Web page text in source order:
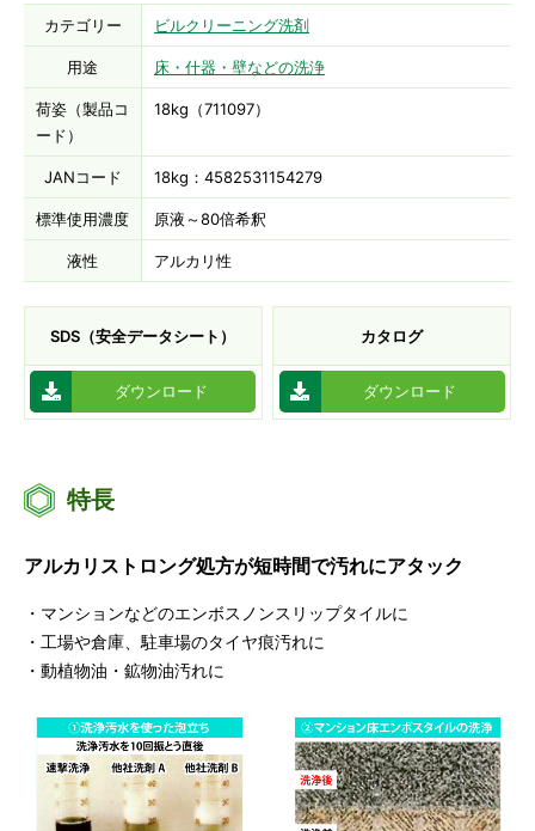
カテゴリー ビルクリーニング洗剤
用途 床・什器・壁などの洗浄
荷姿（製品コ
ード）
18kg（711097）
JANコード 18kg：4582531154279
標準使用濃度 原液～80倍希釈
液性 アルカリ性
SDS（安全データシート）
ダウンロード
カタログ
ダウンロード
特長
アルカリストロング処方が短時間で汚れにアタック
・マンションなどのエンボスノンスリップタイルに
・工場や倉庫、駐車場のタイヤ痕汚れに
・動植物油・鉱物油汚れに